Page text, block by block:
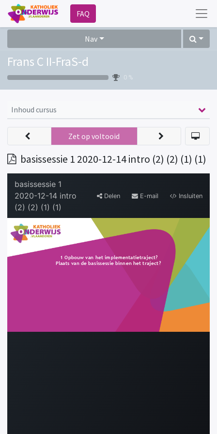
FAQ
Nav
Frans C II-FraS-d
0 %
Inhoud cursus
basissessie 1 2020-12-14 intro (2) (2) (1) (1)
Zet op voltooid